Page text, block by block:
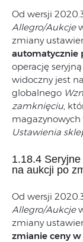
Od wersji
Allegro/Aukcje
zmiany
automatycznie
operację seryjną
widoczny jest
globalnego
zamknięciu ,
Ustawienia
1.18.4 Seryjne
na aukcji po
Od wersji
Allegro/Aukcje
zmiany
zmianie ceny w